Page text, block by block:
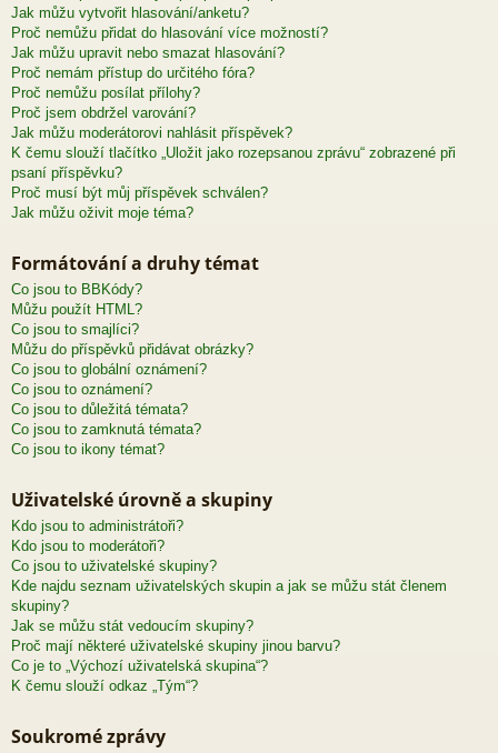
Jak můžu vytvořit hlasování/anketu?
Proč nemůžu přidat do hlasování více možností?
Jak můžu upravit nebo smazat hlasování?
Proč nemám přístup do určitého fóra?
Proč nemůžu posílat přílohy?
Proč jsem obdržel varování?
Jak můžu moderátorovi nahlásit příspěvek?
K čemu slouží tlačítko „Uložit jako rozepsanou zprávu“ zobrazené při
psaní příspěvku?
Proč musí být můj příspěvek schválen?
Jak můžu oživit moje téma?
Formátování a druhy témat
Co jsou to BBKódy?
Můžu použít HTML?
Co jsou to smajlíci?
Můžu do příspěvků přidávat obrázky?
Co jsou to globální oznámení?
Co jsou to oznámení?
Co jsou to důležitá témata?
Co jsou to zamknutá témata?
Co jsou to ikony témat?
Uživatelské úrovně a skupiny
Kdo jsou to administrátoři?
Kdo jsou to moderátoři?
Co jsou to uživatelské skupiny?
Kde najdu seznam uživatelských skupin a jak se můžu stát členem
skupiny?
Jak se můžu stát vedoucím skupiny?
Proč mají některé uživatelské skupiny jinou barvu?
Co je to „Výchozí uživatelská skupina“?
K čemu slouží odkaz „Tým“?
Soukromé zprávy